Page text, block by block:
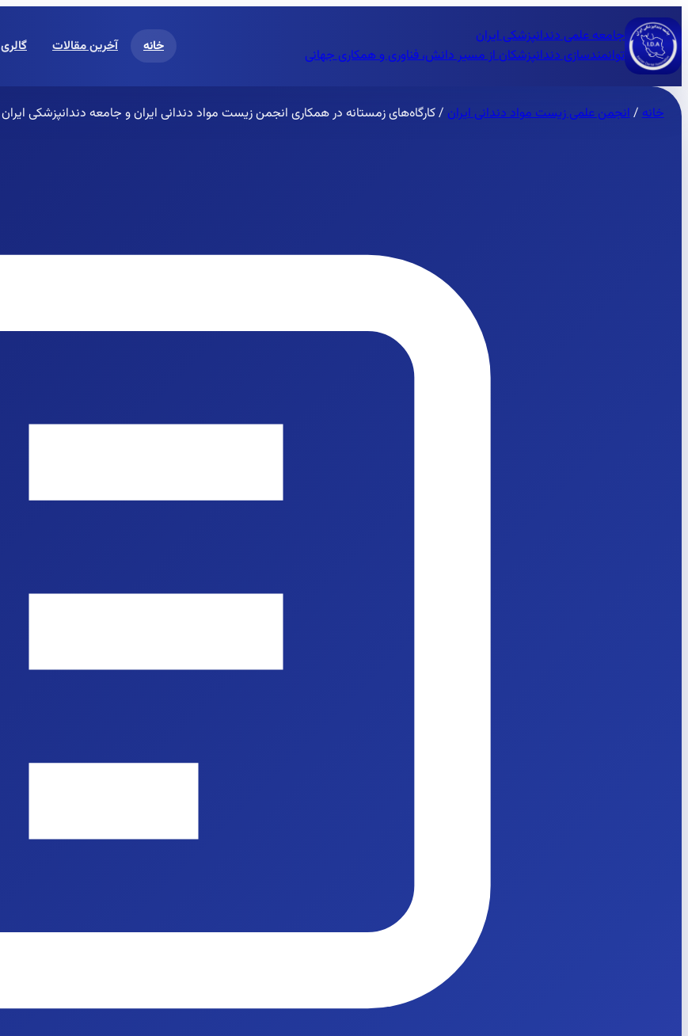
جامعه علمی دندانپزشکی ایران
توانمندسازی دندانپزشکان از مسیر دانش، فناوری و همکاری جهانی
خانه آخرین مقالات گالری
خانه/انجمن علمی زیست مواد دندانی ایران /کارگاه‌های زمستانه در همکاری انجمن زیست مواد دندانی ایران و جامعه دندانپزشکی ایران